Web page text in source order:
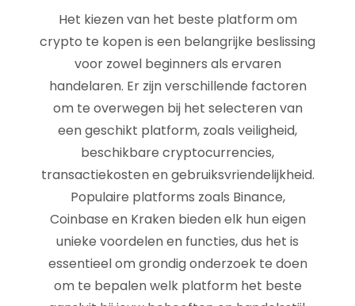
Het kiezen van het beste platform om
crypto te kopen is een belangrijke beslissing
voor zowel beginners als ervaren
handelaren. Er zijn verschillende factoren
om te overwegen bij het selecteren van
een geschikt platform, zoals veiligheid,
beschikbare cryptocurrencies,
transactiekosten en gebruiksvriendelijkheid.
Populaire platforms zoals Binance,
Coinbase en Kraken bieden elk hun eigen
unieke voordelen en functies, dus het is
essentieel om grondig onderzoek te doen
om te bepalen welk platform het beste